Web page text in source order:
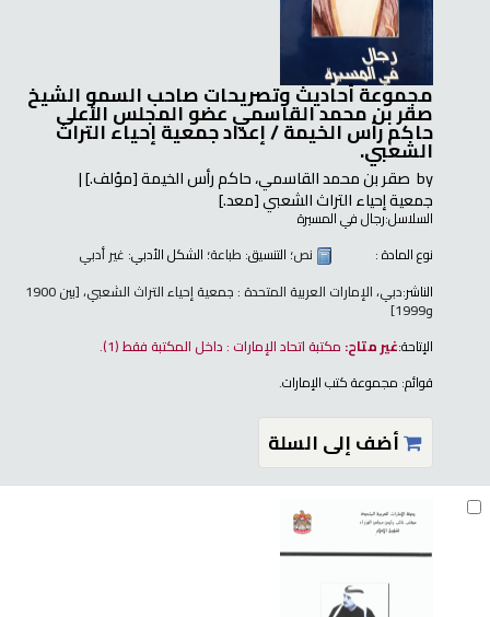
مجموعة أحاديث وتصريحات صاحب السمو الشيخ
صقر بن محمد القاسمي عضو المجلس الأعلى
حاكم رأس الخيمة /إعداد جمعية إحياء التراث
الشعبي.
by صقر بن محمد القاسمي، حاكم رأس الخيمة[مؤلف.]
جمعية إحياء التراث الشعبي[معد.]
السلاسل:رجال في المسيرة
نوع المادة :
نص؛ التنسيق: طباعة؛ الشكل الأدبي: غير أدبي
الناشر:
دبي، الإمارات العربية المتحدة : جمعية إحياء التراث الشعبي، [بين 1900
و1999]
الإتاحة:غير متاح: مكتبة اتحاد الإمارات : داخل المكتبة فقط(1).
قوائم: مجموعة كتب الإمارات.
أضف إلى السلة